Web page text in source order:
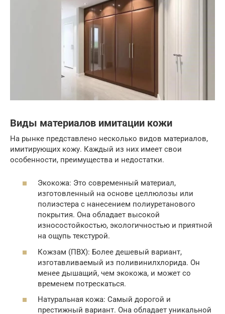
Виды материалов имитации кожи
На рынке представлено несколько видов материалов,
имитирующих кожу. Каждый из них имеет свои
особенности, преимущества и недостатки.
Экокожа: Это современный материал,
изготовленный на основе целлюлозы или
полиэстера с нанесением полиуретанового
покрытия. Она обладает высокой
износостойкостью, экологичностью и приятной
на ощупь текстурой.
Кожзам (ПВХ): Более дешевый вариант,
изготавливаемый из поливинилхлорида. Он
менее дышащий, чем экокожа, и может со
временем потрескаться.
Натуральная кожа: Самый дорогой и
престижный вариант. Она обладает уникальной